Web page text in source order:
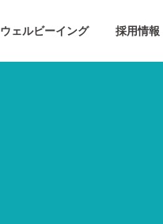
ウェルビーイング 採用情報